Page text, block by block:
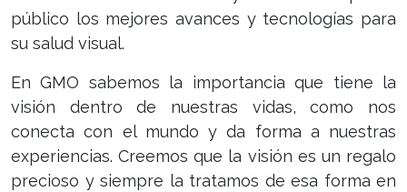
público los mejores avances y tecnologías para
su salud visual.
En GMO sabemos la importancia que tiene la
visión dentro de nuestras vidas, como nos
conecta con el mundo y da forma a nuestras
experiencias. Creemos que la visión es un regalo
precioso y siempre la tratamos de esa forma en